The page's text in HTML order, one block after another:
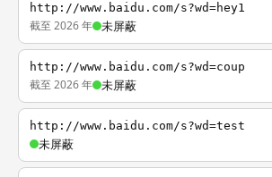
http://www.baidu.com/s?wd=hey1
截至 2026 年 未屏蔽
http://www.baidu.com/s?wd=coup
截至 2026 年 未屏蔽
http://www.baidu.com/s?wd=test
未屏蔽